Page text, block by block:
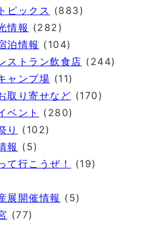
ピックス (883)
情報 (282)
泊情報 (104)
ストラン飲食店 (244)
ャンプ場 (11)
取り寄せなど (170)
ベント
(280)
り
(102)
報 (5)
て行こうぜ！
(19)
展開催情報 (5)
(77)